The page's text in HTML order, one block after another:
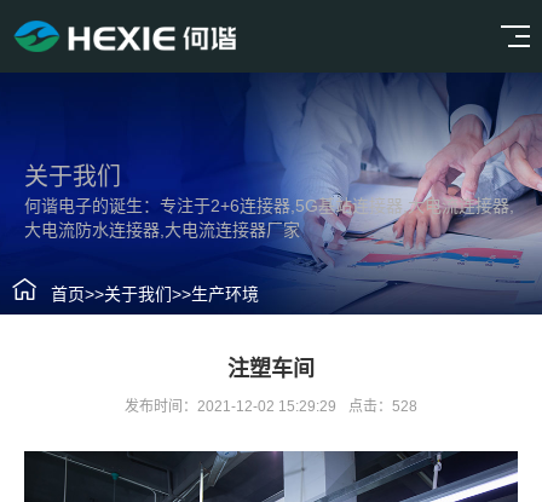
关于我们
何谐电子的诞生：专注于2+6连接器,5G基站连接器,大电流连接器,
大电流防水连接器,大电流连接器厂家
首页>>关于我们>>生产环境
注塑车间
发布时间：2021-12-02 15:29:29 点击：528